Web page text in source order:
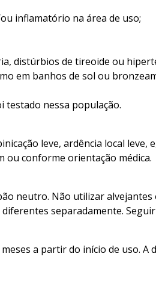
inflamatório na área de uso;
distúrbios de tireoide ou
em banhos de sol ou
testado nessa população.
leve, ardência local leve,
ou conforme orientação médica.
neutro. Não utilizar alvejantes
separadamente.
a partir do início de uso. A